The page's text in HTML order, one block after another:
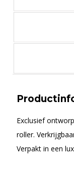
Exclusief
roller.
Verpakt in een